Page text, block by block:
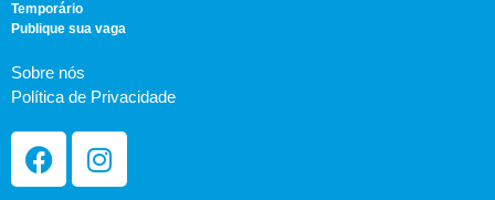
Temporário
Publique sua vaga
Sobre nós
Política de Privacidade